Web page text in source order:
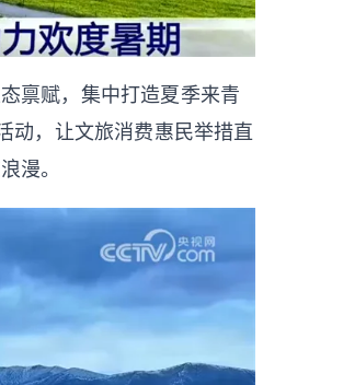
禀赋，集中打造夏季来青
动，让文旅消费惠民举措直
漫。